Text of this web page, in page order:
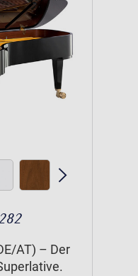
AT) – Der